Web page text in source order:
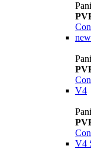
new
V4
V4